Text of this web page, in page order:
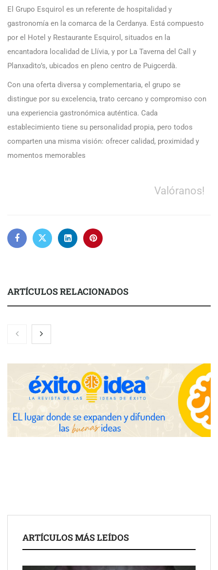
El Grupo Esquirol es un referente de hospitalidad y
gastronomía en la comarca de la Cerdanya. Está compuesto
por el Hotel y Restaurante Esquirol, situados en la
encantadora localidad de Llívia, y por La Taverna del Call y
Planxadito’s, ubicados en pleno centro de Puigcerdà.
Con una oferta diversa y complementaria, el grupo se
distingue por su excelencia, trato cercano y compromiso con
una experiencia gastronómica auténtica. Cada
establecimiento tiene su personalidad propia, pero todos
comparten una misma visión: ofrecer calidad, proximidad y
momentos memorables
Valóranos!
ARTÍCULOS RELACIONADOS
Nicols presenta seis modelos de anillos de compromiso para el
eclipse solar del 12 de agosto
avanzadas para trading estratégico
COMPALISS de LYSOTRIC: cuando un solo producto multiplica
las posibilidades del salón profesional
ARTÍCULOS MÁS LEÍDOS